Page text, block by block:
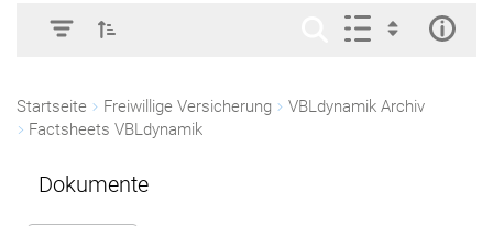
Startseite Freiwillige Versicherung
VBLdynamik Archiv
Factsheets VBLdynamik
Dokumente